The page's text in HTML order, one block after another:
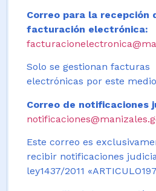
Correo para la recepción
facturación electrónica:
Solo se gestionan facturas
electrónicas por este
Correo de notificaciones
Este correo es
recibir notificaciones
ley1437/2011 «ARTICULO197